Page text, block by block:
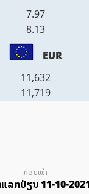
7.97
8.13
EUR
11,632
11,719
ກ່ອນໜ້າ
ແລກ​ປ່ຽນ 11-10-